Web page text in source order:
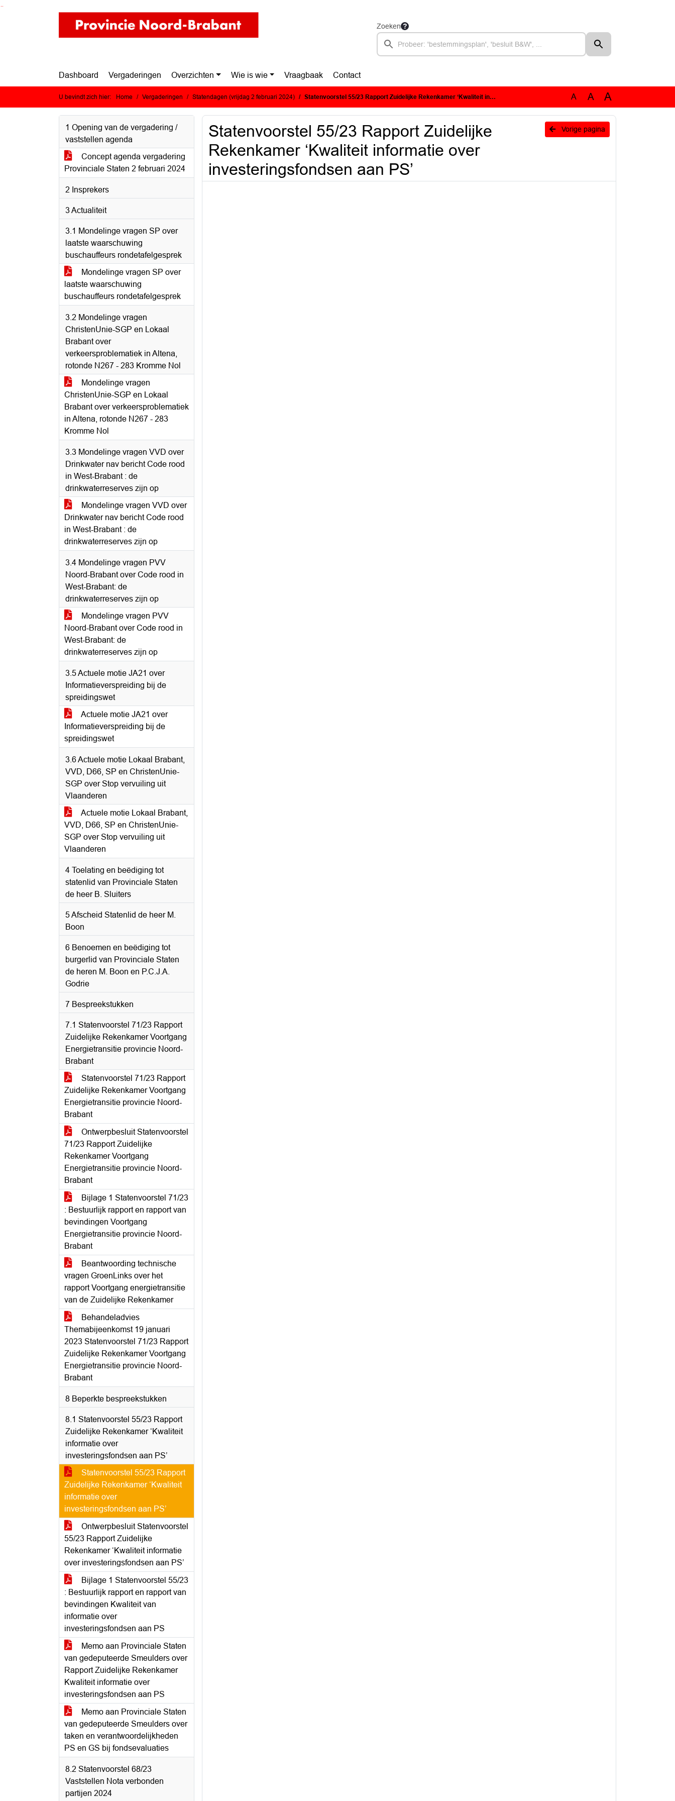
Ga naar de inhoud van deze pagina
Ga naar het zoeken
Ga naar het menu
Zoeken
Dashboard Vergaderingen Overzichten Wie is wie Vraagbaak Contact
U bevindt zich hier: Home Vergaderingen Statendagen (vrijdag 2 februari 2024) Statenvoorstel 55/23 Rapport Zuidelijke Rekenkamer ‘Kwaliteit informatie over investeringsfondsen aan PS’ A A A
1 Opening van de vergadering /
vaststellen agenda
Concept agenda vergadering
Provinciale Staten 2 februari 2024
2 Insprekers
3 Actualiteit
3.1 Mondelinge vragen SP over
laatste waarschuwing
buschauffeurs rondetafelgesprek
Mondelinge vragen SP over
laatste waarschuwing
buschauffeurs rondetafelgesprek
3.2 Mondelinge vragen
ChristenUnie-SGP en Lokaal
Brabant over
verkeersproblematiek in Altena,
rotonde N267 - 283 Kromme Nol
Mondelinge vragen
ChristenUnie-SGP en Lokaal
Brabant over verkeersproblematiek
in Altena, rotonde N267 - 283
Kromme Nol
3.3 Mondelinge vragen VVD over
Drinkwater nav bericht Code rood
in West-Brabant : de
drinkwaterreserves zijn op
Mondelinge vragen VVD over
Drinkwater nav bericht Code rood
in West-Brabant : de
drinkwaterreserves zijn op
3.4 Mondelinge vragen PVV
Noord-Brabant over Code rood in
West-Brabant: de
drinkwaterreserves zijn op
Mondelinge vragen PVV
Noord-Brabant over Code rood in
West-Brabant: de
drinkwaterreserves zijn op
3.5 Actuele motie JA21 over
Informatieverspreiding bij de
spreidingswet
Actuele motie JA21 over
Informatieverspreiding bij de
spreidingswet
3.6 Actuele motie Lokaal Brabant,
VVD, D66, SP en ChristenUnie-
SGP over Stop vervuiling uit
Vlaanderen
Actuele motie Lokaal Brabant,
VVD, D66, SP en ChristenUnie-
SGP over Stop vervuiling uit
Vlaanderen
4 Toelating en beëdiging tot
statenlid van Provinciale Staten
de heer B. Sluiters
5 Afscheid Statenlid de heer M.
Boon
6 Benoemen en beëdiging tot
burgerlid van Provinciale Staten
de heren M. Boon en P.C.J.A.
Godrie
7 Bespreekstukken
7.1 Statenvoorstel 71/23 Rapport
Zuidelijke Rekenkamer Voortgang
Energietransitie provincie Noord-
Brabant
Statenvoorstel 71/23 Rapport
Zuidelijke Rekenkamer Voortgang
Energietransitie provincie Noord-
Brabant
Ontwerpbesluit Statenvoorstel
71/23 Rapport Zuidelijke
Rekenkamer Voortgang
Energietransitie provincie Noord-
Brabant
Bijlage 1 Statenvoorstel 71/23
: Bestuurlijk rapport en rapport van
bevindingen Voortgang
Energietransitie provincie Noord-
Brabant
Beantwoording technische
vragen GroenLinks over het
rapport Voortgang energietransitie
van de Zuidelijke Rekenkamer
Behandeladvies
Themabijeenkomst 19 januari
2023 Statenvoorstel 71/23 Rapport
Zuidelijke Rekenkamer Voortgang
Energietransitie provincie Noord-
Brabant
8 Beperkte bespreekstukken
8.1 Statenvoorstel 55/23 Rapport
Zuidelijke Rekenkamer ‘Kwaliteit
informatie over
investeringsfondsen aan PS’
Statenvoorstel 55/23 Rapport
Zuidelijke Rekenkamer ‘Kwaliteit
informatie over
investeringsfondsen aan PS’
Ontwerpbesluit Statenvoorstel
55/23 Rapport Zuidelijke
Rekenkamer ‘Kwaliteit informatie
over investeringsfondsen aan PS’
Bijlage 1 Statenvoorstel 55/23
: Bestuurlijk rapport en rapport van
bevindingen Kwaliteit van
informatie over
investeringsfondsen aan PS
Memo aan Provinciale Staten
van gedeputeerde Smeulders over
Rapport Zuidelijke Rekenkamer
Kwaliteit informatie over
investeringsfondsen aan PS
Memo aan Provinciale Staten
van gedeputeerde Smeulders over
taken en verantwoordelijkheden
PS en GS bij fondsevaluaties
8.2 Statenvoorstel 68/23
Vaststellen Nota verbonden
partijen 2024
Vorige pagina
Statenvoorstel 55/23 Rapport Zuidelijke
Rekenkamer ‘Kwaliteit informatie over
investeringsfondsen aan PS’